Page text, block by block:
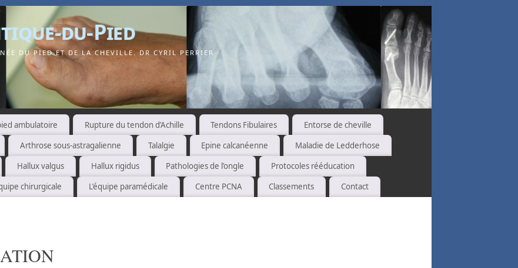
du-Pied
DU PIED ET DE LA CHEVILLE. DR CYRIL PERRIER
ambulatoire Rupture du tendon d’Achille Tendons Fibulaires
Entorse de cheville
Arthrose sous-astragalienne Talalgie Epine calcanéenne
Maladie de Ledderhose
Hallux valgus Hallux rigidus Pathologies de l’ongle
Protocoles rééducation
chirurgicale L’équipe paramédicale Centre PCNA Classements Contact